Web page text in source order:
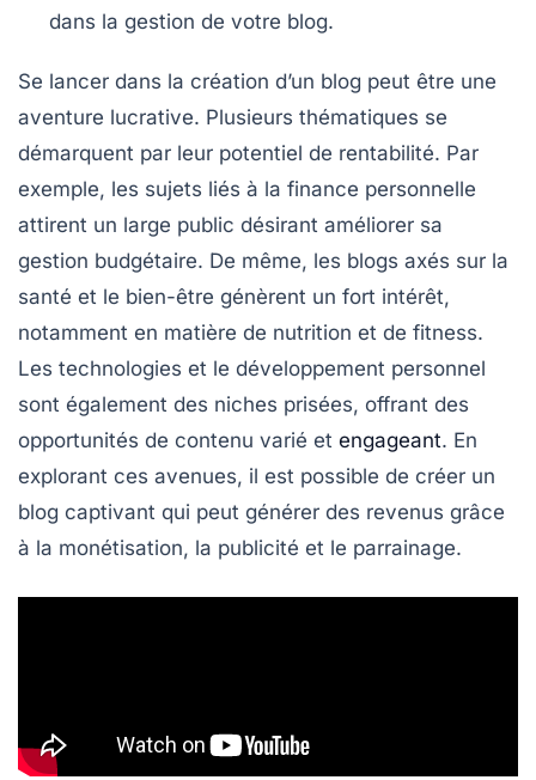
dans la gestion de votre blog.
Se lancer dans la création d’un blog peut être une
aventure lucrative. Plusieurs thématiques se
démarquent par leur potentiel de rentabilité. Par
exemple, les sujets liés à la finance personnelle
attirent un large public désirant améliorer sa
gestion budgétaire. De même, les blogs axés sur la
santé et le bien-être génèrent un fort intérêt,
notamment en matière de nutrition et de fitness.
Les technologies et le développement personnel
sont également des niches prisées, offrant des
opportunités de contenu varié et engageant. En
explorant ces avenues, il est possible de créer un
blog captivant qui peut générer des revenus grâce
à la monétisation, la publicité et le parrainage.